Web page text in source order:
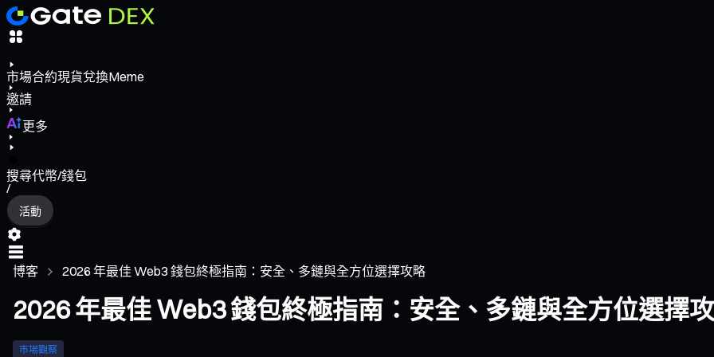
市場合約現貨兌換Meme
邀請
更多
搜尋代幣/錢包
/
活動
博客 2026 年最佳 Web3 錢包終極指南：安全、多鏈與全方位選擇攻略
2026 年最佳 Web3 錢包終極指南：安全、多鏈與全方位選擇
市場觀察